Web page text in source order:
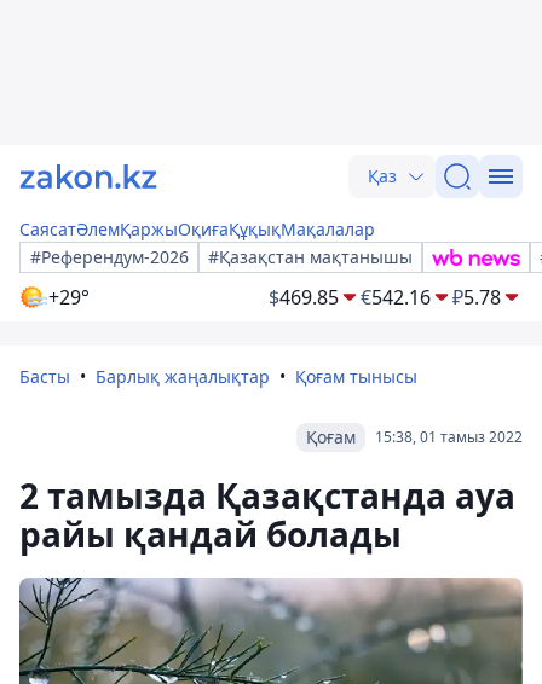
Қаз
СаясатӘлемҚаржыОқиғаҚұқықМақалалар
#Референдум-2026
#Қазақстан мақтанышы
+29° $469.85 €542.16 ₽5.78
Басты Барлық жаңалықтар Қоғам тынысы
15:38, 01 тамыз 2022
Қоғам
2 тамызда Қазақстанда ауа
райы қандай болады